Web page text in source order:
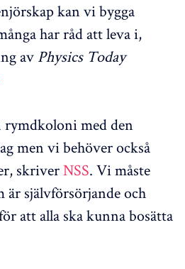
kan vi bygga
har råd att leva i,
av Physics Today
rymdkoloni med den
men vi behöver också
skriverNSS. Vi måste
är självförsörjande och
att alla ska kunna bosätta